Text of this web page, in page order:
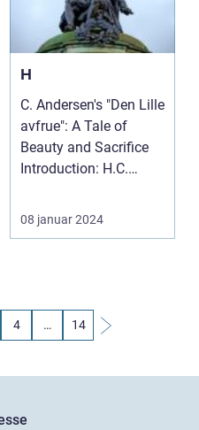
H
C. Andersen's "Den Lille
avfrue": A Tale of
Beauty and Sacrifice
Introduction: H.C.
08 januar 2024
4 … 14